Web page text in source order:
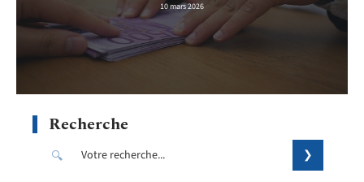
10 mars 2026
Recherche